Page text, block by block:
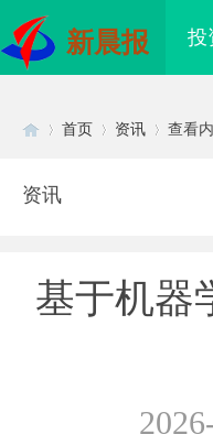
新晨报 投
首页 资讯 查看
资讯
基于机器